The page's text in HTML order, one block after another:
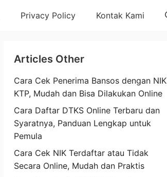
Privacy Policy Kontak Kami
Articles Other
Cara Cek Penerima Bansos dengan NIK
KTP, Mudah dan Bisa Dilakukan Online
Cara Daftar DTKS Online Terbaru dan
Syaratnya, Panduan Lengkap untuk
Pemula
Cara Cek NIK Terdaftar atau Tidak
Secara Online, Mudah dan Praktis